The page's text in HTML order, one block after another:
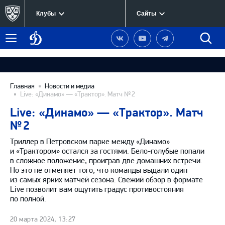
Клубы Сайты
Меню
Динамо
Москва
Наша
группа
Вконтакте
Наш
канал
YouTube
Наш
канал
Telegram
Главная
Новости и медиа
Live: «Динамо» — «Трактор». Матч № 2
Live: «Динамо» — «Трактор». Матч
№ 2
Триллер в Петровском парке между «Динамо»
и «Трактором» остался за гостями. Бело-голубые попали
в сложное положение, проиграв две домашних встречи.
Но это не отменяет того, что команды выдали один
из самых ярких матчей сезона. Свежий обзор в формате
Live позволит вам ощутить градус противостояния
по полной.
20 марта 2024, 13:27